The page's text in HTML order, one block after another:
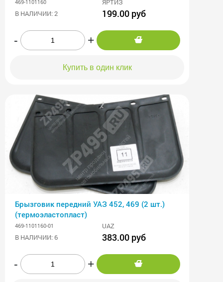
469-1101160
ЯРТИЗ
В НАЛИЧИИ: 2
199.00 руб
- +
Купить в один клик
Брызговик передний УАЗ 452, 469 (2 шт.)
(термоэластопласт)
469-1101160-01
UAZ
В НАЛИЧИИ: 6
383.00 руб
- +